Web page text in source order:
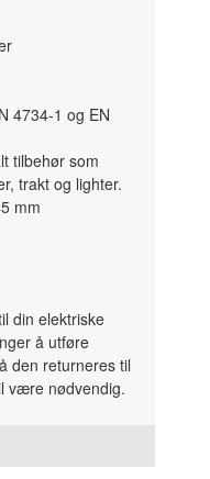
4734-1 og EN
tilbehør som
trakt og lighter.
mm
din elektriske
å utføre
den returneres til
være nødvendig.